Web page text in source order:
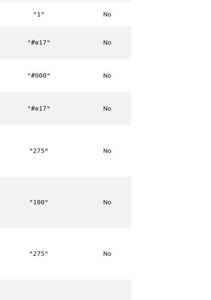
"1" No
"#e17" No
"#000" No
"#e17" No
"275" No
"100" No
"275" No